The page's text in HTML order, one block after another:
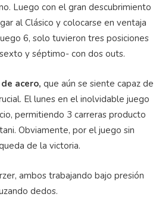
Luego con el gran descubrimiento
al Clásico y colocarse en ventaja
6, solo tuvieron tres posiciones
y séptimo- con dos outs.
acero, que aún se siente capaz de
El lunes en el inolvidable juego
permitiendo 3 carreras producto
. Obviamente, por el juego sin
de la victoria.
ambos trabajando bajo presión
dedos.